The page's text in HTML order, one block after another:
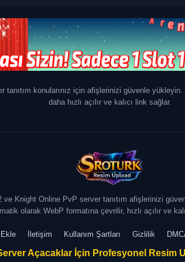
konularınız için afişlerinizi güvenle
daha hızlı açılır ve kalıcı link sağlar.
ve Knight Online PvP server tanıtım afişlerinizi
olarak WebP formatına çevrilir, hızlı açılır ve
İletişim Kullanım Şartları Gizlilik
Açacaklar İçin Profesyonel Resim